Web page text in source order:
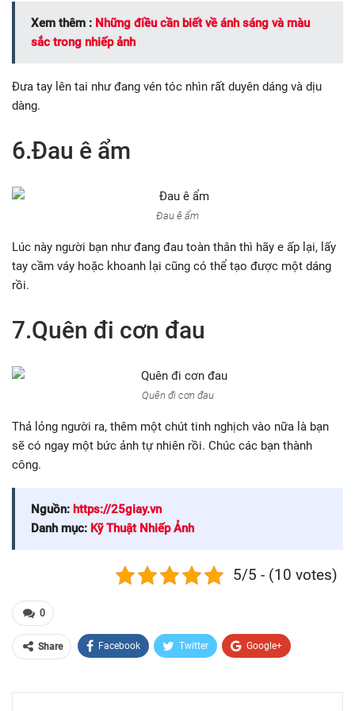
Xem thêm : Những điều cần biết về ánh sáng và màu
sắc trong nhiếp ảnh
Đưa tay lên tai như đang vén tóc nhìn rất duyên dáng và dịu
dàng.
6.Đau ê ẩm
Đau ê ẩm
Lúc này người bạn như đang đau toàn thân thì hãy e ấp lại, lấy
tay cầm váy hoặc khoanh lại cũng có thể tạo được một dáng
rồi.
7.Quên đi cơn đau
Quên đi cơn đau
Thả lỏng người ra, thêm một chút tinh nghịch vào nữa là bạn
sẽ có ngay một bức ảnh tự nhiên rồi. Chúc các bạn thành
công.
Nguồn: https://25giay.vn
Danh mục: Kỹ Thuật Nhiếp Ảnh
5/5 - (10 votes)
0
Share Facebook Twitter Google+